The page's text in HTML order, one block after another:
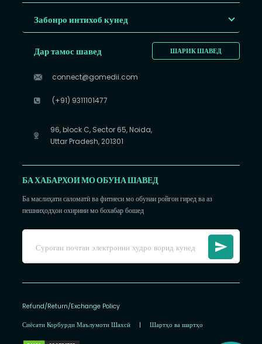
Забонро интихоб кунед
ШАРИК ШАВЕД
Дар тамос шавед
connect@gomedii.com
(+91) 9311101477
96, block C, Sector 65, Noida,
Uttar Pradesh, 201301
БА ХАБАРХОИ МО ОБУНА ШАВЕД
Ба маслиҳати саломатӣ ва фитнеси мо обунаи ройгон гиред ва аз
пешниҳодҳои охирини мо бохабар бошед
Refund/Return/Exchange Policy
Сиёсати Корбурди Маълумоти Шахсӣ | Шартҳо ва шартҳо